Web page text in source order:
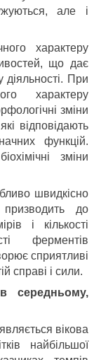
але і
характеру
що дає
діяльності. При
характеру
зміни
відповідають
функцій.
зміни
швидкісно
до
і кількості
ферментів
сприятливі
справі і сили.
середньому,
вікова
найбільшої